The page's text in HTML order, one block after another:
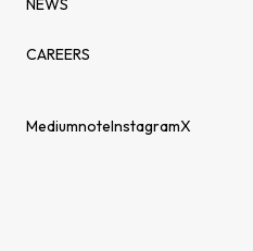
NEWS
CAREERS
MediumnoteInstagramX